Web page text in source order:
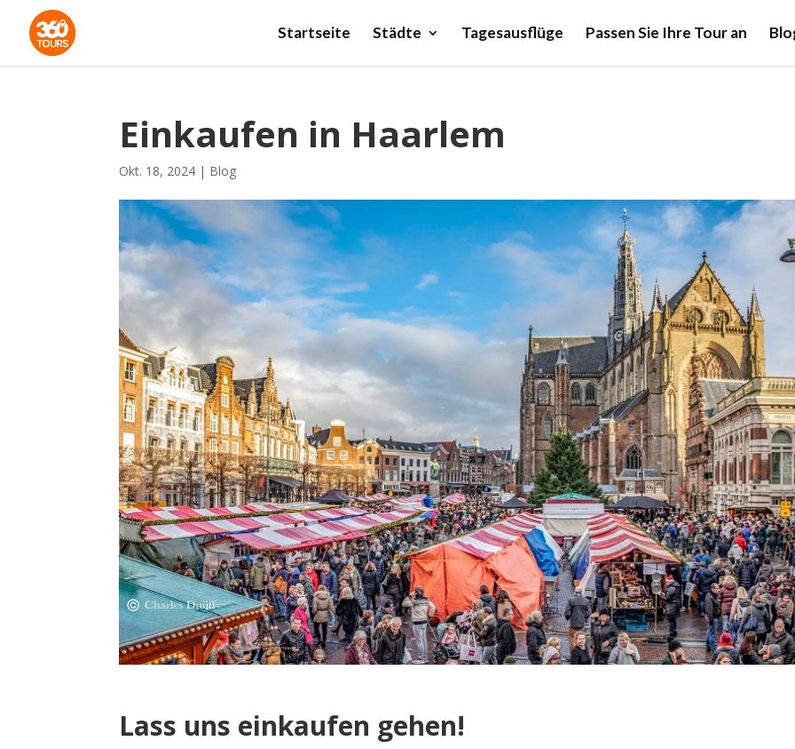
Startseite Städte Tagesausflüge Passen Sie Ihre Tour an
Einkaufen in Haarlem
Okt. 18, 2024 | Blog
Lass uns einkaufen gehen!